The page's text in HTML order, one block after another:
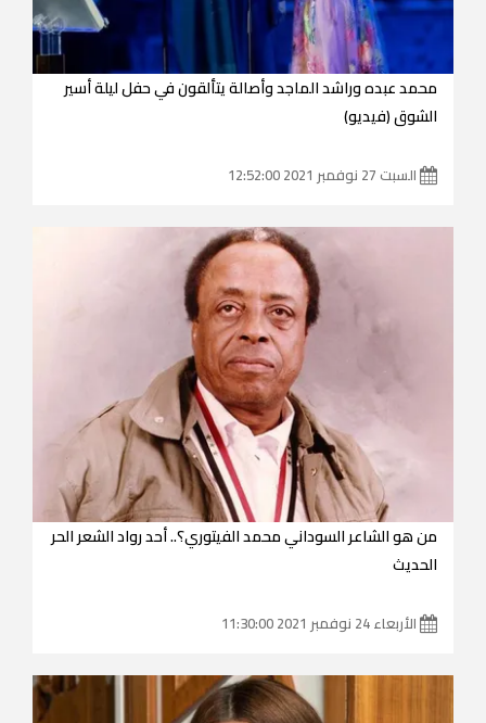
محمد عبده وراشد الماجد وأصالة يتألقون في حفل ليلة أسير
الشوق (فيديو)
السبت 27 نوفمبر 2021 12:52:00
من هو الشاعر السوداني محمد الفيتوري؟.. أحد رواد الشعر الحر
الحديث
الأربعاء 24 نوفمبر 2021 11:30:00